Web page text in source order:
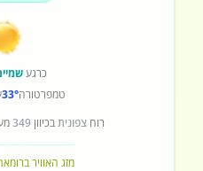
כרגע
טמפרטורה33°
רוחצפוניתבכיוון349
מזג האוויר ברומא